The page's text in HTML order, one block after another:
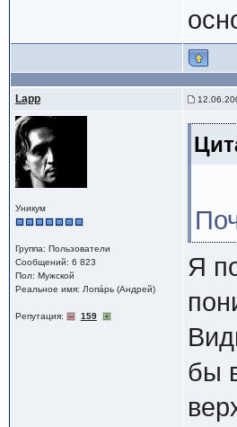
Lapp
Уникум
Группа: Пользователи
Сообщений: 6 823
Пол: Мужской
Реальное имя: Лопáрь (Андрей)
Репутация: 159
Я
бы